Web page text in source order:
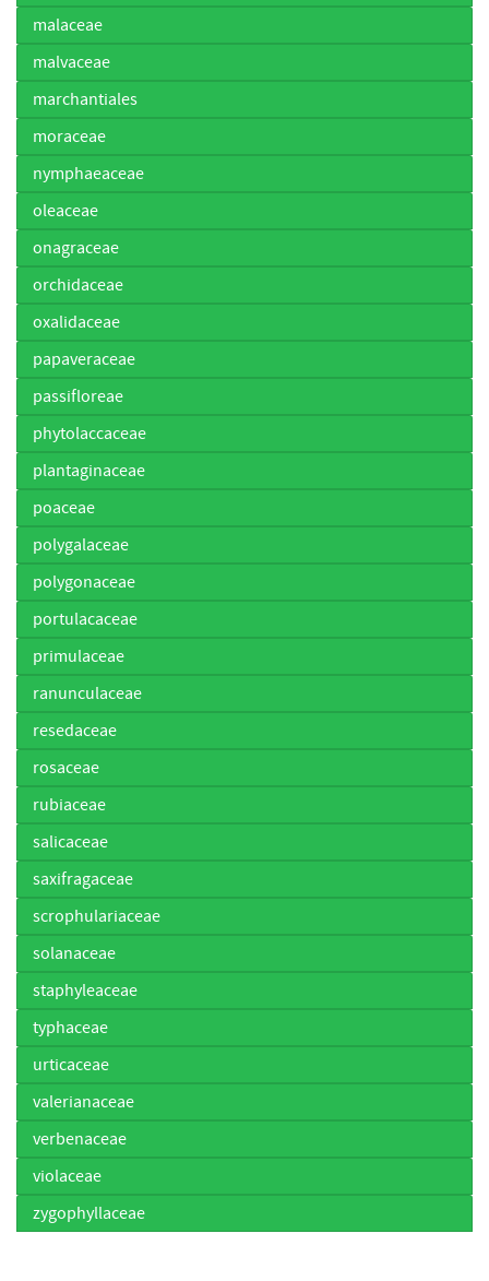
malaceae
malvaceae
marchantiales
moraceae
nymphaeaceae
oleaceae
onagraceae
orchidaceae
oxalidaceae
papaveraceae
passifloreae
phytolaccaceae
plantaginaceae
poaceae
polygalaceae
polygonaceae
portulacaceae
primulaceae
ranunculaceae
resedaceae
rosaceae
rubiaceae
salicaceae
saxifragaceae
scrophulariaceae
solanaceae
staphyleaceae
typhaceae
urticaceae
valerianaceae
verbenaceae
violaceae
zygophyllaceae